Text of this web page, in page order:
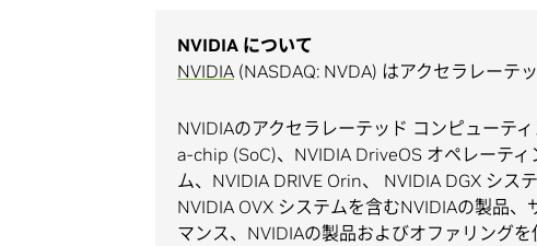
NVIDIA について
NVIDIA (NASDAQ: NVDA) はアクセラレーテ
NVIDIAのアクセラレーテッド コンピューテ
a-chip (SoC)、NVIDIA DriveOS オペレーテ
ム、NVIDIA DRIVE Orin、 NVIDIA DGX シ
NVIDIA OVX システムを含むNVIDIAの製品
マンス、NVIDIAの製品およびオファリング